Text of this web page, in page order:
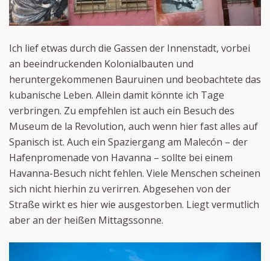
Ich lief etwas durch die Gassen der Innenstadt, vorbei
an beeindruckenden Kolonialbauten und
heruntergekommenen Bauruinen und beobachtete das
kubanische Leben. Allein damit könnte ich Tage
verbringen. Zu empfehlen ist auch ein Besuch des
Museum de la Revolution, auch wenn hier fast alles auf
Spanisch ist. Auch ein Spaziergang am Malecón – der
Hafenpromenade von Havanna – sollte bei einem
Havanna-Besuch nicht fehlen. Viele Menschen scheinen
sich nicht hierhin zu verirren. Abgesehen von der
Straße wirkt es hier wie ausgestorben. Liegt vermutlich
aber an der heißen Mittagssonne.